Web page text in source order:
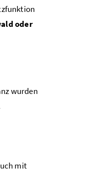
oder
wurden
mit